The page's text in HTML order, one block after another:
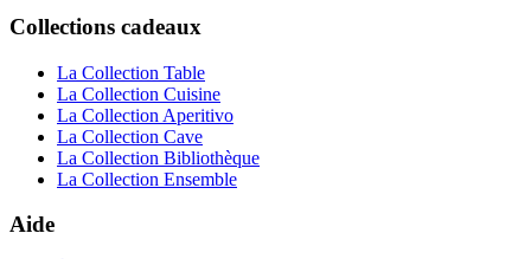
Collections cadeaux
La Collection Table
La Collection Cuisine
La Collection Aperitivo
La Collection Cave
La Collection Bibliothèque
La Collection Ensemble
Aide